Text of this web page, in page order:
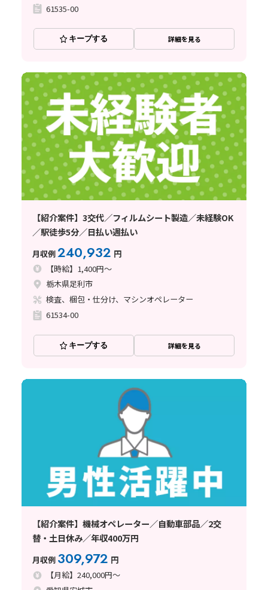
61535-00
キープする 詳細を見る
【紹介案件】3交代／フィルムシート製造／未経験OK
／駅徒歩5分／日払い週払い
月収例240,932 円
【時給】1,400円～
栃木県足利市
検査、梱包・仕分け、マシンオペレーター
61534-00
キープする 詳細を見る
【紹介案件】機械オペレーター／自動車部品／2交
替・土日休み／年収400万円
月収例 309,972 円
【月給】240,000円～